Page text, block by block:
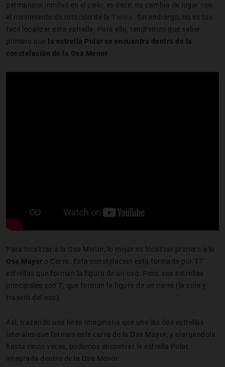
permanece inmóvil en el cielo; es decir, no cambia de lugar con
el movimiento de rotación de la Tierra
. Sin embargo, no es tan
fácil localizar esta estrella. Para ello, tendremos que saber
primero que
la estrella Polar se encuentra dentro de la
constelación de la Osa Menor
Para localizar a la Osa Menor, lo mejor es localizar primero a la
Osa Mayor o Carro. Esta constelación está formada por 17
estrellas que forman la figura de un oso. Pero, sus estrellas
principales son 7, que forman la figura de un carro (la cola y
trasero del oso).
Así, trazando una línea imaginaria que une las dos estrellas
laterales que forman este carro de la Osa Mayor, y alargándola
hasta cinco veces, podemos encontrar la estrella Polar,
integrada dentro de la Osa Menor.